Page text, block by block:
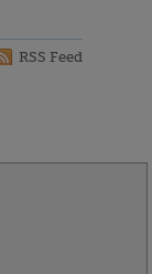
RSS Feed